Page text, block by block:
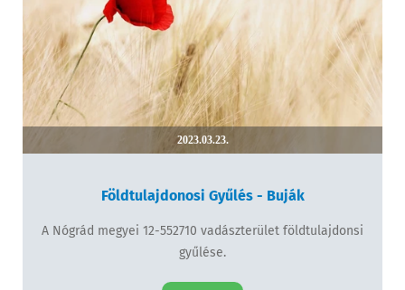
2023.03.23.
Földtulajdonosi Gyűlés - Buják
A Nógrád megyei 12-552710 vadászterület földtulajdonsi
gyűlése.